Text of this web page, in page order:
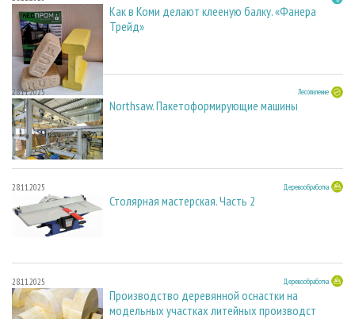
Как в Коми делают клееную балку. «Фанера
Трейд»
28.11.2025 Лесопиление
Northsaw. Пакетоформирующие машины
28.11.2025 Деревообработка
Столярная мастерская. Часть 2
28.11.2025 Деревообработка
Производство деревянной оснастки на
модельных участках литейных производст